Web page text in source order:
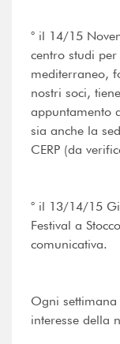
° il 14/15
centro studi
mediterraneo,
nostri soci,
appuntamento
sia anche la
CERP (da
° il 13/14/15
Festival a
comunicativa.
Ogni
interesse della